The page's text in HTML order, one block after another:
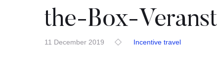
the-Box-
11 December 2019 Incentive travel